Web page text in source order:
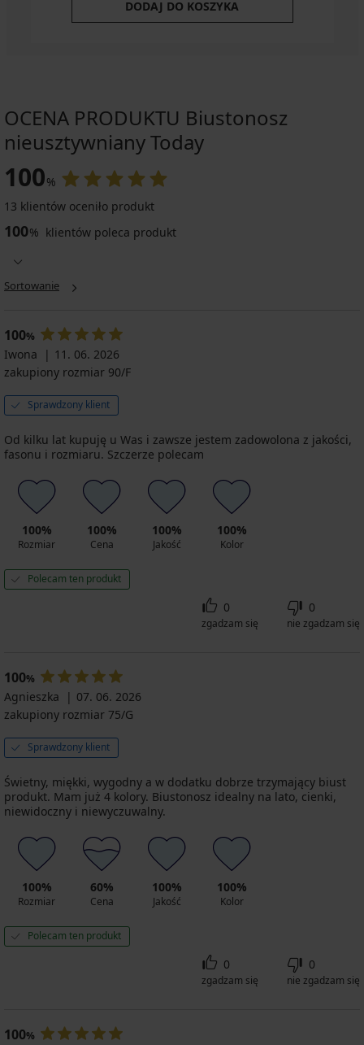
DODAJ DO KOSZYKA
OCENA PRODUKTU Biustonosz
nieusztywniany Today
100%
13 klientów oceniło produkt
100% klientów poleca produkt
Sortowanie
100%
Iwona
11. 06. 2026
zakupiony rozmiar 90/F
Sprawdzony klient
Od kilku lat kupuję u Was i zawsze jestem zadowolona z jakości,
fasonu i rozmiaru. Szczerze polecam
100%
Rozmiar
100%
Cena
100%
Jakość
100%
Kolor
Polecam ten produkt
0
zgadzam się
0
nie zgadzam się
100%
Agnieszka
07. 06. 2026
zakupiony rozmiar 75/G
Sprawdzony klient
Świetny, miękki, wygodny a w dodatku dobrze trzymający biust
produkt. Mam już 4 kolory. Biustonosz idealny na lato, cienki,
niewidoczny i niewyczuwalny.
100%
Rozmiar
60%
Cena
100%
Jakość
100%
Kolor
Polecam ten produkt
0
zgadzam się
0
nie zgadzam się
100%